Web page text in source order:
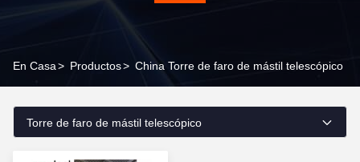
En Casa> Productos> China Torre de faro de mástil telescópico
Torre de faro de mástil telescópico